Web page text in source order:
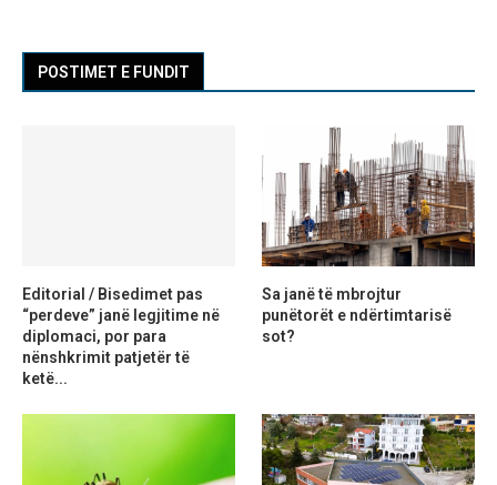
POSTIMET E FUNDIT
Editorial / Bisedimet pas
“perdeve” janë legjitime në
diplomaci, por para
nënshkrimit patjetër të
ketë...
Sa janë të mbrojtur
punëtorët e ndërtimtarisë
sot?